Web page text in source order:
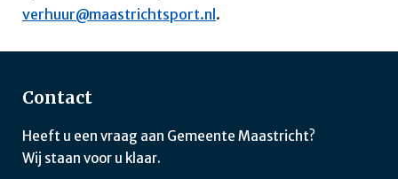
verhuur@maastrichtsport.nl .
Contact
Heeft u een vraag aan Gemeente Maastricht?
Wij staan voor u klaar.